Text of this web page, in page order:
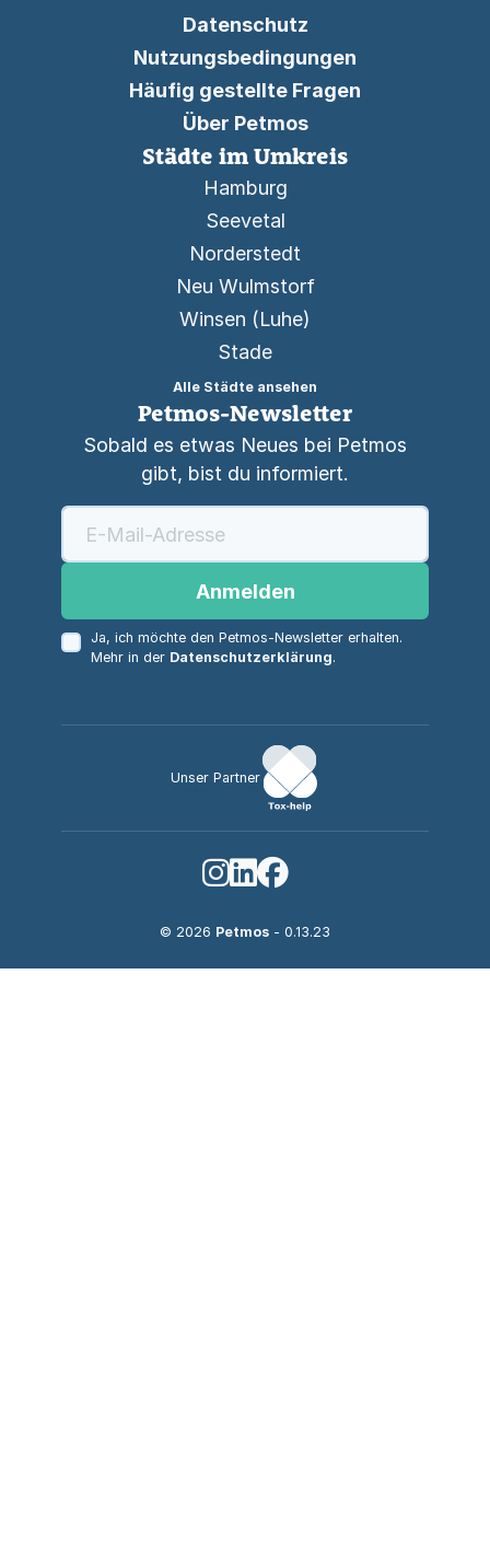
Datenschutz
Nutzungsbedingungen
Häufig gestellte Fragen
Über Petmos
Städte im Umkreis
Hamburg
Seevetal
Norderstedt
Neu Wulmstorf
Winsen (Luhe)
Stade
Alle Städte ansehen
Petmos-Newsletter
Sobald es etwas Neues bei Petmos
gibt, bist du informiert.
Anmelden
Ja, ich möchte den Petmos-Newsletter erhalten.
Mehr in der Datenschutzerklärung.
Unser Partner
© 2026 Petmos - 0.13.23